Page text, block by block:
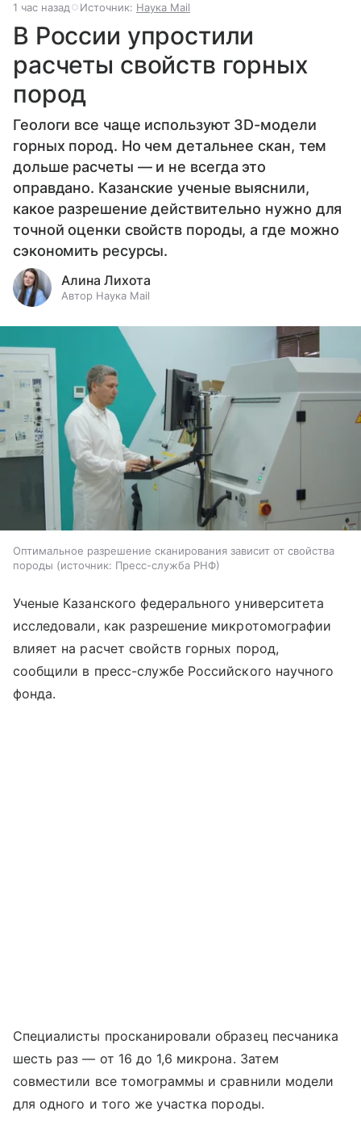
1 час назад Источник: Наука Mail
В России упростили
расчеты свойств горных
пород
Геологи все чаще используют 3D-модели
горных пород. Но чем детальнее скан, тем
дольше расчеты — и не всегда это
оправдано. Казанские ученые выяснили,
какое разрешение действительно нужно для
точной оценки свойств породы, а где можно
сэкономить ресурсы.
Алина Лихота
Автор Наука Mail
Оптимальное разрешение сканирования зависит от свойства
породы
источник: Пресс-служба РНФ
Ученые Казанского федерального университета
исследовали, как разрешение микротомографии
влияет на расчет свойств горных пород,
сообщили в пресс-службе Российского научного
фонда.
Специалисты просканировали образец песчаника
шесть раз — от 16 до 1,6 микрона. Затем
совместили все томограммы и сравнили модели
для одного и того же участка породы.